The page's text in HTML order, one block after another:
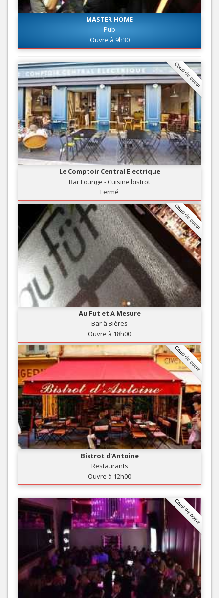
MASTER HOME
Pub
Ouvre à 9h30
Coup de coeur
Le Comptoir Central Electrique
Bar Lounge - Cuisine bistrot
Fermé
Coup de coeur
Au Fut et A Mesure
Bar à Bières
Ouvre à 18h00
Coup de coeur
Bistrot d'Antoine
Restaurants
Ouvre à 12h00
Coup de coeur